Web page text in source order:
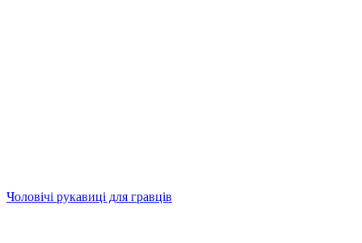
Чоловічі рукавиці для гравців